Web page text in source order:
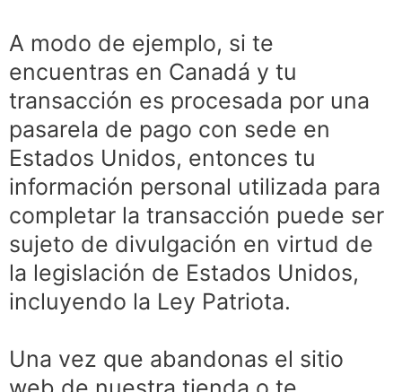
A modo de ejemplo, si te
encuentras en Canadá y tu
transacción es procesada por una
pasarela de pago con sede en
Estados Unidos, entonces tu
información personal utilizada para
completar la transacción puede ser
sujeto de divulgación en virtud de
la legislación de Estados Unidos,
incluyendo la Ley Patriota.
Una vez que abandonas el sitio